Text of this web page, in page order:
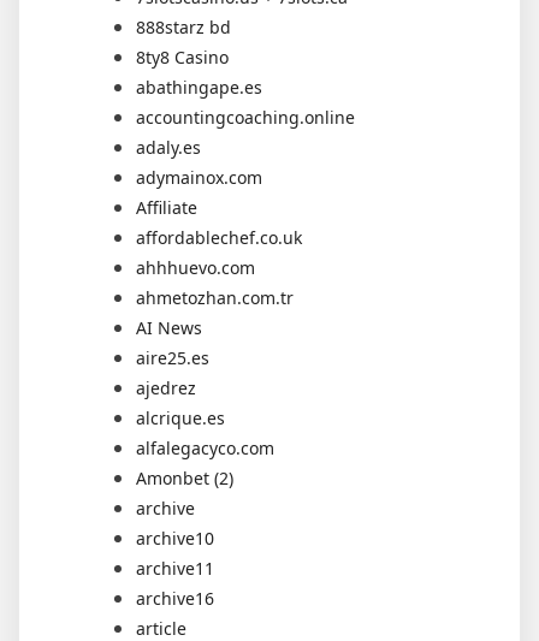
888starz bd
8ty8 Casino
abathingape.es
accountingcoaching.online
adaly.es
adymainox.com
Affiliate
affordablechef.co.uk
ahhhuevo.com
ahmetozhan.com.tr
AI News
aire25.es
ajedrez
alcrique.es
alfalegacyco.com
Amonbet (2)
archive
archive10
archive11
archive16
article